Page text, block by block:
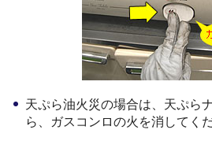
天ぷら油火災の場合は、天ぷら
ら、ガスコンロの火を消してくだ